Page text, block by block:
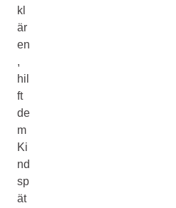
kl
är
en
,
hil
ft
de
m
Ki
nd
sp
ät